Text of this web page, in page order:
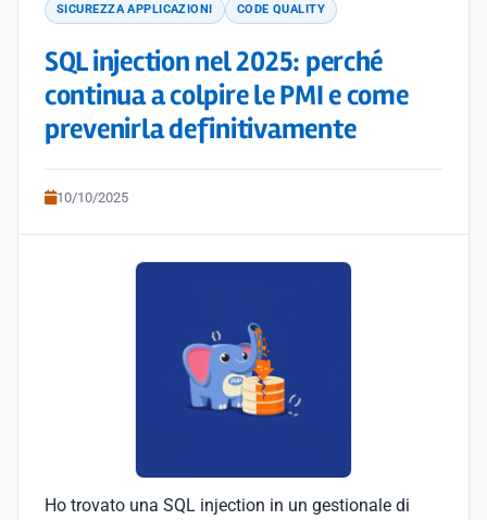
SICUREZZA APPLICAZIONI CODE QUALITY
SQL injection nel 2025: perché
continua a colpire le PMI e come
prevenirla definitivamente
10/10/2025
Ho trovato una SQL injection in un gestionale di